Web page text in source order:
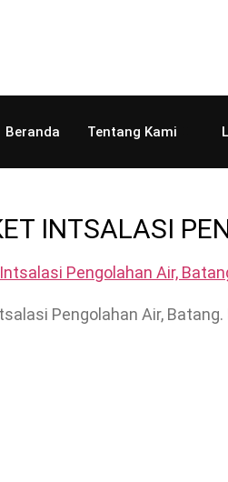
Beranda Tentang Kami
INTSALASI
Pengolahan Air, Batang.